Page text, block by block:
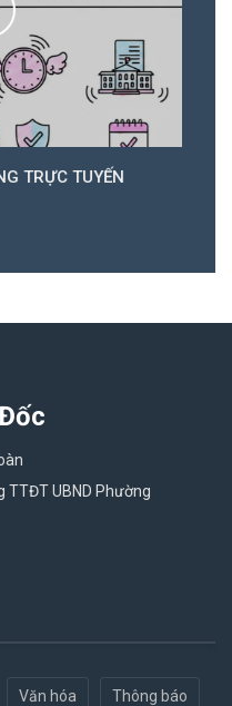
TRỰC TUYẾN
TTĐT UBND Phường
Văn hóa Thông báo